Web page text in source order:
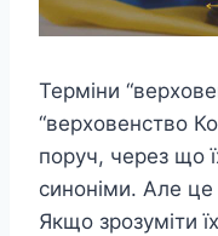
Терміни
“верховенство
поруч, через що
синоніми. Але це
Якщо зрозуміти